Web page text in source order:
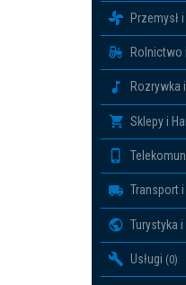
Przemysł
Rolnictwo
Rozrywka
Sklepy i
Transport
Turystyka
Usługi (0)